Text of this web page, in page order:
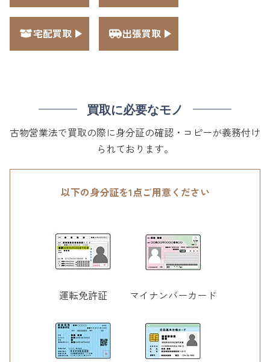
宅配買取 出張買取
買取に必要なモノ
古物営業法で買取の際に身分証の確認・コピーが義務付け
られております。
以下の身分証を1点ご用意ください
運転免許証 マイナンバーカード